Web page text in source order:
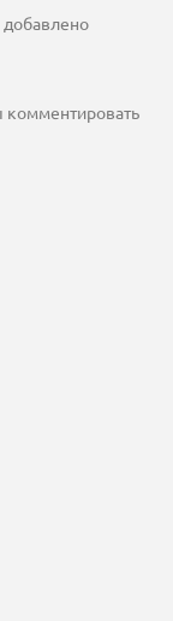
комментировать